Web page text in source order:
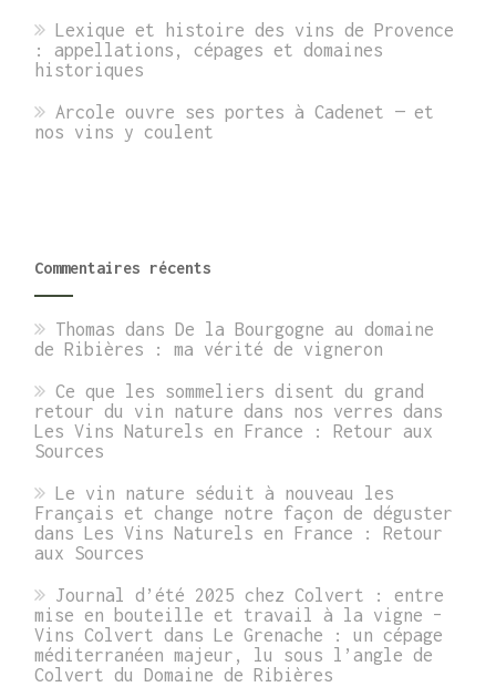
Lexique et histoire des vins de Provence
: appellations, cépages et domaines
historiques
Arcole ouvre ses portes à Cadenet — et
nos vins y coulent
Commentaires récents
Thomas dansDe la Bourgogne au domaine
de Ribières : ma vérité de vigneron
Ce que les sommeliers disent du grand
retour du vin nature dans nos verres dans
Les Vins Naturels en France : Retour aux
Sources
Le vin nature séduit à nouveau les
Français et change notre façon de déguster
dansLes Vins Naturels en France : Retour
aux Sources
Journal d’été 2025 chez Colvert : entre
mise en bouteille et travail à la vigne –
Vins Colvert dansLe Grenache : un cépage
méditerranéen majeur, lu sous l’angle de
Colvert du Domaine de Ribières